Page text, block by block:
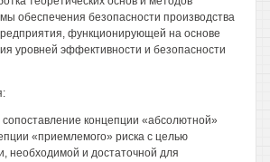
обеспечения безопасности производства
функционирующей на основе
уровней эффективности и безопасности
концепции «абсолютной»
«приемлемого» риска с целью
необходимой и достаточной для